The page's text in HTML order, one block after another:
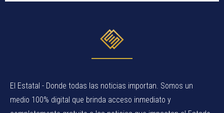
El Estatal - Donde todas las noticias importan. Somos un
medio 100% digital que brinda acceso inmediato y